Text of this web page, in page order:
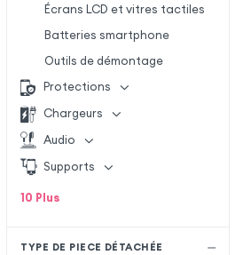
Écrans LCD et vitres tactiles
Batteries smartphone
Outils de démontage
Protections
Chargeurs
Audio
Supports
10 Plus
TYPE DE PIECE DÉTACHÉE